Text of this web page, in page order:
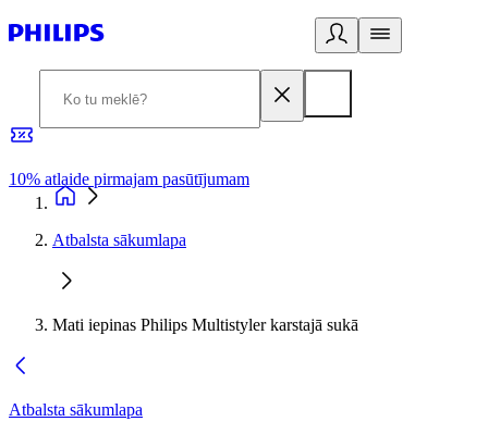
10% atlaide pirmajam pasūtījumam
Atbalsta sākumlapa
Mati iepinas Philips Multistyler karstajā sukā
Atbalsta sākumlapa